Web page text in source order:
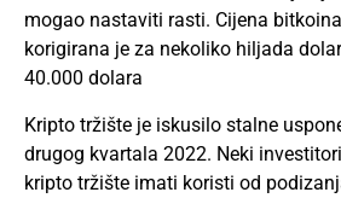
mogao nastaviti rasti. Cijena
korigirana je za nekoliko hiljada
40.000 dolara
Kripto tržište je iskusilo stalne
drugog kvartala 2022. Neki
kripto tržište imati koristi od